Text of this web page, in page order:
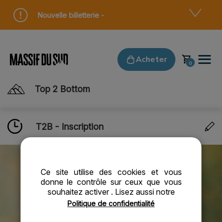
Ce site utilise des cookies et vous
donne le contrôle sur ceux que vous
souhaitez activer . Lisez aussi notre
Politique de confidentialité
Nouvelle billetterie -
Acheter
Top 2 Bottom
T2B - Inscription